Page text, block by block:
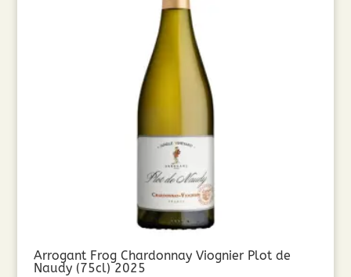
Arrogant Frog Chardonnay Viognier Plot de
Naudy (75cl) 2025